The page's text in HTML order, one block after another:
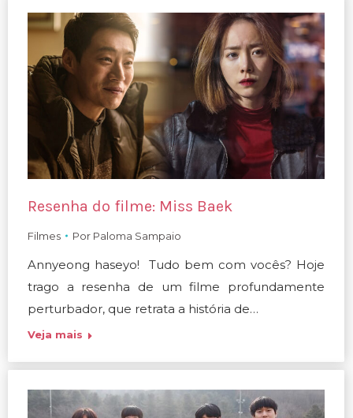
Resenha do filme: Miss Baek
Filmes Por Paloma Sampaio
Annyeong haseyo! Tudo bem com vocês? Hoje
trago a resenha de um filme profundamente
perturbador, que retrata a história de…
Veja mais